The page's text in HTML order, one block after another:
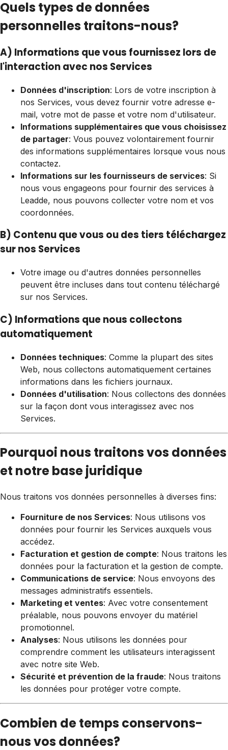
Quels types de données
personnelles traitons-nous?
A) Informations que vous fournissez lors de
l'interaction avec nos Services
Données d'inscription: Lors de votre inscription à
nos Services, vous devez fournir votre adresse e-
mail, votre mot de passe et votre nom d'utilisateur.
Informations supplémentaires que vous choisissez
de partager: Vous pouvez volontairement fournir
des informations supplémentaires lorsque vous nous
contactez.
Informations sur les fournisseurs de services: Si
nous vous engageons pour fournir des services à
Leadde, nous pouvons collecter votre nom et vos
coordonnées.
B) Contenu que vous ou des tiers téléchargez
sur nos Services
Votre image ou d'autres données personnelles
peuvent être incluses dans tout contenu téléchargé
sur nos Services.
C) Informations que nous collectons
automatiquement
Données techniques: Comme la plupart des sites
Web, nous collectons automatiquement certaines
informations dans les fichiers journaux.
Données d'utilisation: Nous collectons des données
sur la façon dont vous interagissez avec nos
Services.
Pourquoi nous traitons vos données
et notre base juridique
Nous traitons vos données personnelles à diverses fins:
Fourniture de nos Services: Nous utilisons vos
données pour fournir les Services auxquels vous
accédez.
Facturation et gestion de compte: Nous traitons les
données pour la facturation et la gestion de compte.
Communications de service: Nous envoyons des
messages administratifs essentiels.
Marketing et ventes: Avec votre consentement
préalable, nous pouvons envoyer du matériel
promotionnel.
Analyses: Nous utilisons les données pour
comprendre comment les utilisateurs interagissent
avec notre site Web.
Sécurité et prévention de la fraude: Nous traitons
les données pour protéger votre compte.
Combien de temps conservons-
nous vos données?